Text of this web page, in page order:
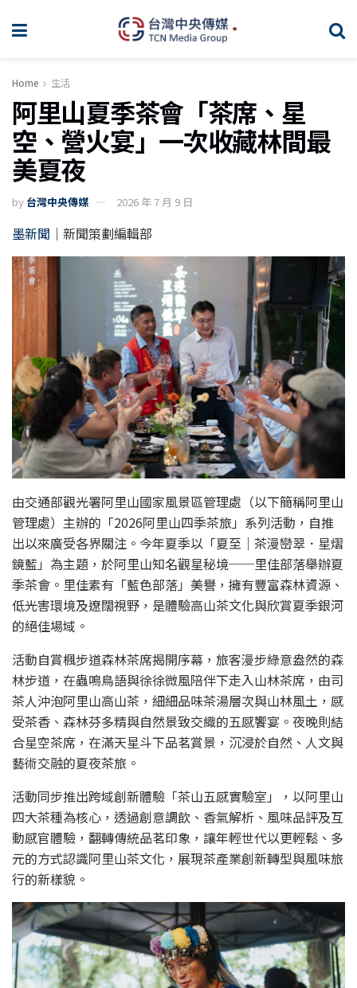
Home 生活
阿里山夏季茶會「茶席、星
空、營火宴」一次收藏林間最
美夏夜
by 台灣中央傳媒 2026 年 7 月 9 日
墨新聞 ｜新聞策劃編輯部
由交通部觀光署阿里山國家風景區管理處（以下簡稱阿里山
管理處）主辦的「2026阿里山四季茶旅」系列活動，自推
出以來廣受各界關注。今年夏季以「夏至｜茶漫巒翠．星熠
鏡藍」為主題，於阿里山知名觀星秘境──里佳部落舉辦夏
季茶會。里佳素有「藍色部落」美譽，擁有豐富森林資源、
低光害環境及遼闊視野，是體驗高山茶文化與欣賞夏季銀河
的絕佳場域。
活動自賞楓步道森林茶席揭開序幕，旅客漫步綠意盎然的森
林步道，在蟲鳴鳥語與徐徐微風陪伴下走入山林茶席，由司
茶人沖泡阿里山高山茶，細細品味茶湯層次與山林風土，感
受茶香、森林芬多精與自然景致交織的五感饗宴。夜晚則結
合星空茶席，在滿天星斗下品茗賞景，沉浸於自然、人文與
藝術交融的夏夜茶旅。
活動同步推出跨域創新體驗「茶山五感實驗室」，以阿里山
四大茶種為核心，透過創意調飲、香氣解析、風味品評及互
動感官體驗，翻轉傳統品茗印象，讓年輕世代以更輕鬆、多
元的方式認識阿里山茶文化，展現茶產業創新轉型與風味旅
行的新樣貌。